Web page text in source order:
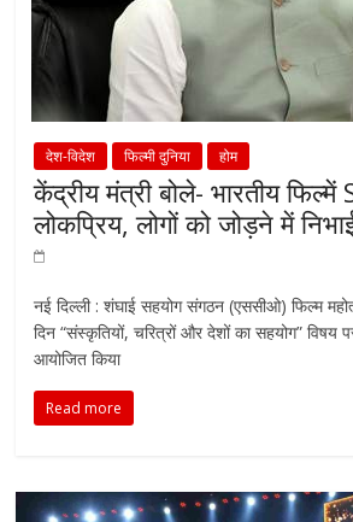
देश-विदेश फिल्मी दुनिया होम
केंद्रीय मंत्री बोले- भारतीय फिल्में
लोकप्रिय, लोगों को जोड़ने में
नई दिल्ली : शंघाई सहयोग संगठन (एससीओ) फिल्म
दिन “संस्कृतियों, चरित्रों और देशों का सहयोग” विषय
आयोजित किया
Read more